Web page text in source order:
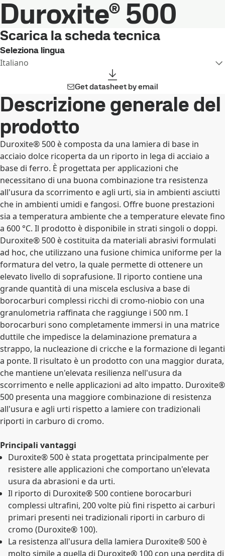
Duroxite® 500
Scarica la scheda tecnica
Seleziona lingua
Italiano
Get datasheet by email
Descrizione generale del
prodotto
Duroxite® 500 è composta da una lamiera di base in
acciaio dolce ricoperta da un riporto in lega di acciaio a
base di ferro. È progettata per applicazioni che
necessitano di una buona combinazione tra resistenza
all'usura da scorrimento e agli urti, sia in ambienti asciutti
che in ambienti umidi e fangosi. Offre buone prestazioni
sia a temperatura ambiente che a temperature elevate fino
a 600 °C. Il prodotto è disponibile in strati singoli o doppi.
Duroxite® 500 è costituita da materiali abrasivi formulati
ad hoc, che utilizzano una fusione chimica uniforme per la
formatura del vetro, la quale permette di ottenere un
elevato livello di soprafusione. Il riporto contiene una
grande quantità di una miscela esclusiva a base di
borocarburi complessi ricchi di cromo-niobio con una
granulometria raffinata che raggiunge i 500 nm. I
borocarburi sono completamente immersi in una matrice
duttile che impedisce la delaminazione prematura a
strappo, la nucleazione di cricche e la formazione di leganti
a ponte. Il risultato è un prodotto con una maggior durata,
che mantiene un'elevata resilienza nell'usura da
scorrimento e nelle applicazioni ad alto impatto. Duroxite®
500 presenta una maggiore combinazione di resistenza
all'usura e agli urti rispetto a lamiere con tradizionali
riporti in carburo di cromo.
Principali vantaggi
Duroxite® 500 è stata progettata principalmente per
resistere alle applicazioni che comportano un'elevata
usura da abrasioni e da urti.
Il riporto di Duroxite® 500 contiene borocarburi
complessi ultrafini, 200 volte più fini rispetto ai carburi
primari presenti nei tradizionali riporti in carburo di
cromo (Duroxite® 100).
La resistenza all'usura della lamiera Duroxite® 500 è
molto simile a quella di Duroxite® 100 con una perdita di